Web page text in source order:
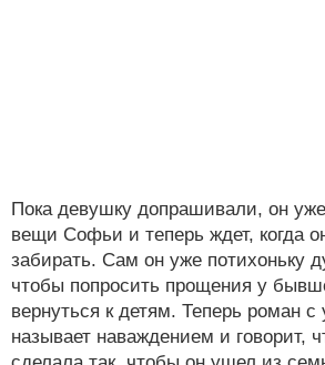
Пока девушку допрашивали, он
вещи Софьи и теперь ждет, когда
забирать. Сам он уже потихоньку
чтобы попросить прощения у
вернуться к детям. Теперь роман с
называет наваждением и говорит,